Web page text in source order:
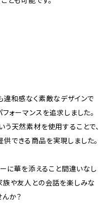
違和感なく素敵なデザインで
ォーマンスを追求しました。
う天然素材を使用することで、
できる商品を実現しました。
に華を添えること間違いなし
族や友人との会話を楽しみな
か？